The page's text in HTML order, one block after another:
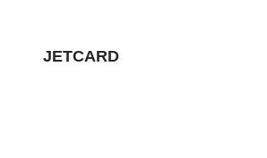
JETCARD